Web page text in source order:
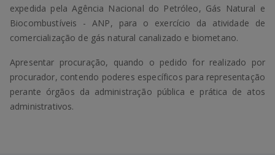
expedida pela Agência Nacional do Petróleo, Gás Natural e
Biocombustíveis - ANP, para o exercício da atividade de
comercialização de gás natural canalizado e biometano.
Apresentar procuração, quando o pedido for realizado por
procurador, contendo poderes específicos para representação
perante órgãos da administração pública e prática de atos
administrativos.